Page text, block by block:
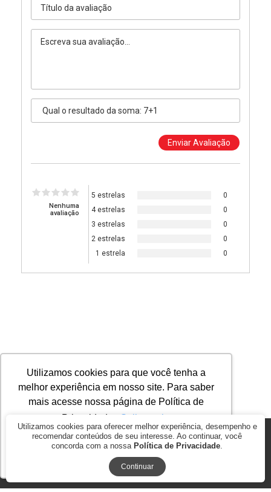
Utilizamos cookies para que você tenha a
melhor experiência em nosso site. Para saber
mais acesse nossa página de Política de
Privacidade.
Saiba mais
Nenhuma
avaliação
5 estrelas
0
4 estrelas
0
3 estrelas
0
2 estrelas
0
1 estrela
0
© 2026AGROMAP MAQUINAS AGRÍCOLAS PASSOS LTDA. ME.. CNPJ:
17.278.847/0001-35
BY COMMERCEPLUS
Utilizamos cookies para oferecer melhor experiência, desempenho e
recomendar conteúdos de seu interesse. Ao continuar, você
concorda com a nossa Política de Privacidade.
Continuar